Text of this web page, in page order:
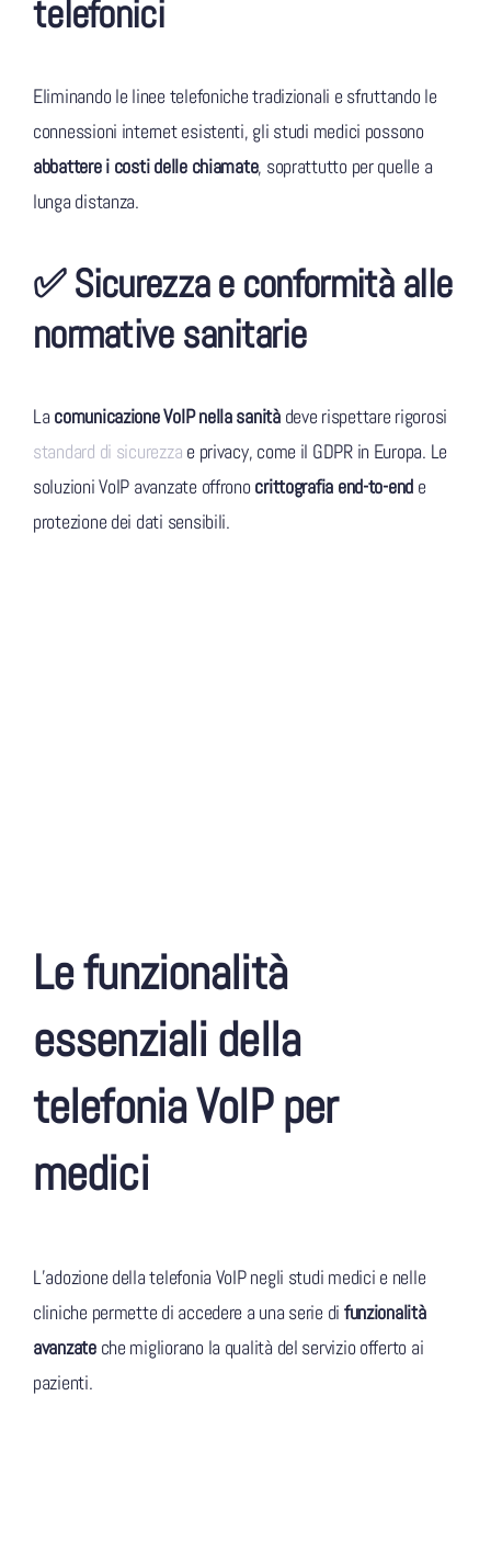
telefonici
Eliminando le linee telefoniche tradizionali e sfruttando le
connessioni internet esistenti, gli studi medici possono
abbattere i costi delle chiamate, soprattutto per quelle a
lunga distanza.
✅ Sicurezza e conformità alle
normative sanitarie
La comunicazione VoIP nella sanitàdeve rispettare rigorosi
standard di sicurezza e privacy, come il GDPR in Europa. Le
soluzioni VoIP avanzate offrono crittografia end-to-end e
protezione dei dati sensibili.
Le funzionalità
essenziali della
telefonia VoIP per
medici
L’adozione della telefonia VoIP negli studi medici e nelle
cliniche permette di accedere a una serie di funzionalità
avanzateche migliorano la qualità del servizio offerto ai
pazienti.